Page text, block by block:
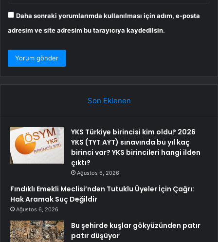
Daha sonraki yorumlarımda kullanılması için adım, e-posta
adresim ve site adresim bu tarayıcıya kaydedilsin.
Son Eklenen
YKS Türkiye birincisi kim oldu? 2026
YKS (TYT AYT) sınavında bu yıl kaç
birinci var? YKS birincileri hangi ilden
çıktı?
Ağustos 6, 2026
Fındıklı Emekli Meclisi’nden Tutuklu Üyeler İçin Çağrı:
Hak Aramak Suç Değildir
Ağustos 6, 2026
Bu şehirde kuşlar gökyüzünden patır
patır düşüyor